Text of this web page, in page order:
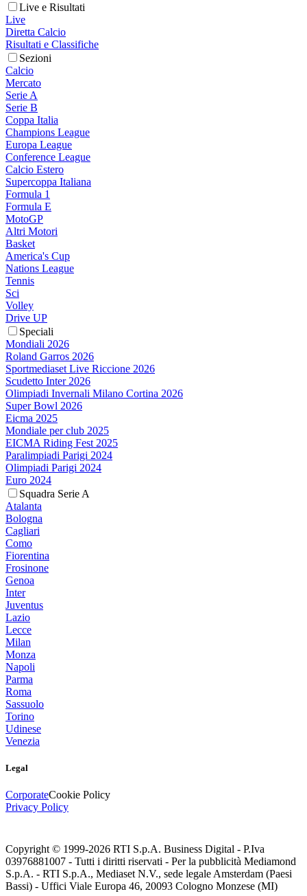
Live e Risultati
Live
Diretta Calcio
Risultati e Classifiche
Sezioni
Calcio
Mercato
Serie A
Serie B
Coppa Italia
Champions League
Europa League
Conference League
Calcio Estero
Supercoppa Italiana
Formula 1
Formula E
MotoGP
Altri Motori
Basket
America's Cup
Nations League
Tennis
Sci
Volley
Drive UP
Speciali
Mondiali 2026
Roland Garros 2026
Sportmediaset Live Riccione 2026
Scudetto Inter 2026
Olimpiadi Invernali Milano Cortina 2026
Super Bowl 2026
Eicma 2025
Mondiale per club 2025
EICMA Riding Fest 2025
Paralimpiadi Parigi 2024
Olimpiadi Parigi 2024
Euro 2024
Squadra Serie A
Atalanta
Bologna
Cagliari
Como
Fiorentina
Frosinone
Genoa
Inter
Juventus
Lazio
Lecce
Milan
Monza
Napoli
Parma
Roma
Sassuolo
Torino
Udinese
Venezia
Legal
CorporateCookie Policy
Privacy Policy
Copyright © 1999-2026 RTI S.p.A. Business Digital - P.Iva
03976881007 - Tutti i diritti riservati - Per la pubblicità Mediamond
S.p.A. - RTI S.p.A., Mediaset N.V., sede legale Amsterdam (Paesi
Bassi) - Uffici Viale Europa 46, 20093 Cologno Monzese (MI)